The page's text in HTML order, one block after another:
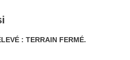
RISQUE INCENDIE TRÉS ÉLEVÉ : TERRAIN FERMÉ.